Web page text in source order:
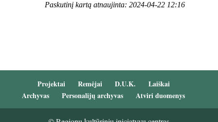
Paskutinį kartą atnaujinta: 2024-04-22 12:16
Projektai Remėjai D.U.K.
Laiškai
Archyvas
Personalijų archyvas Atviri duomenys